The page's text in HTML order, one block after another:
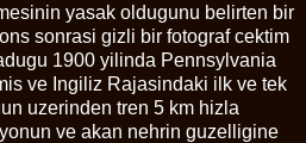
yasak oldugunu belirten bir
sonrasi gizli bir fotograf cektim
1900 yilinda Pennsylvania
ve Ingiliz Rajasindaki ilk ve tek
uzerinden tren 5 km hizla
ve akan nehrin guzelligine